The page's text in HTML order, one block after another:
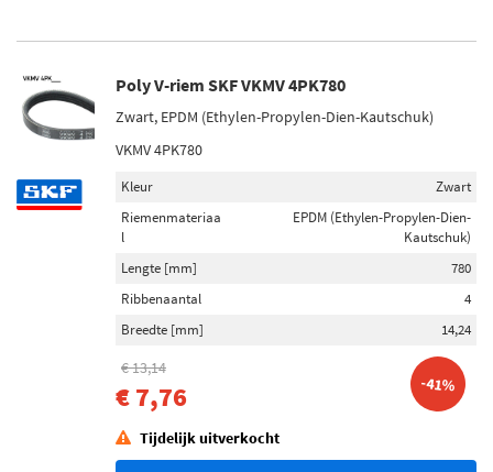
Poly V-riem SKF VKMV 4PK780
Zwart, EPDM (Ethylen-Propylen-Dien-Kautschuk)
VKMV 4PK780
Kleur
Zwart
Riemenmateriaa
l
EPDM (Ethylen-Propylen-Dien-
Kautschuk)
Lengte [mm]
780
Ribbenaantal
4
Breedte [mm]
14,24
€ 13,14
€ 7,76 -41%
Tijdelijk uitverkocht